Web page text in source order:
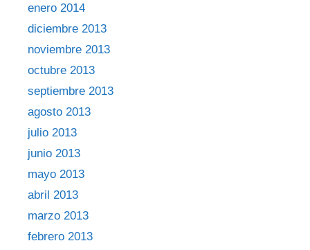
enero 2014
diciembre 2013
noviembre 2013
octubre 2013
septiembre 2013
agosto 2013
julio 2013
junio 2013
mayo 2013
abril 2013
marzo 2013
febrero 2013